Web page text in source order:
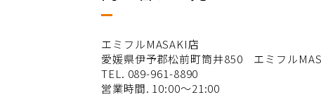
エミフルMASAKI店
愛媛県伊予郡松前町筒井850 エミフル
TEL. 089-961-8890
営業時間. 10:00～21:00